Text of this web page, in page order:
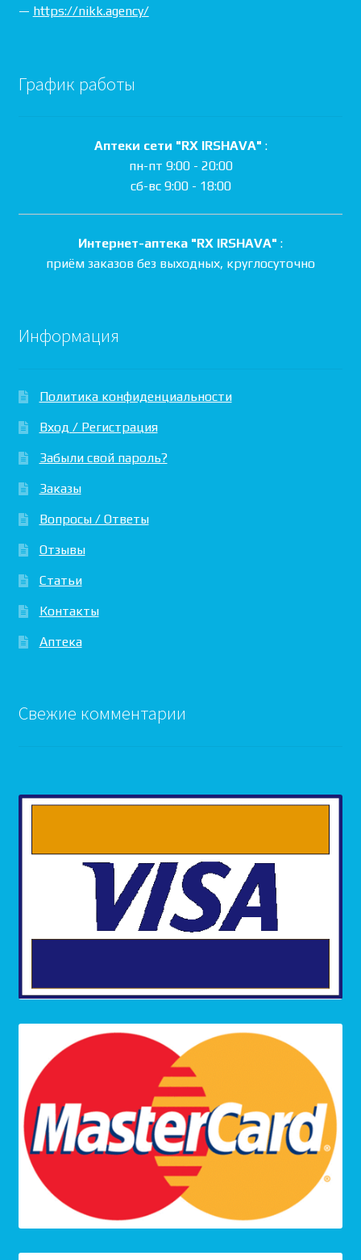
— https://nikk.agency/
График работы
Аптеки сети "RX IRSHAVA" :
пн-пт 9:00 - 20:00
сб-вс 9:00 - 18:00
Интернет-аптека "RX IRSHAVA" :
приём заказов без выходных, круглосуточно
Информация
Политика конфиденциальности
Вход / Регистрация
Забыли свой пароль?
Заказы
Вопросы / Ответы
Отзывы
Статьи
Контакты
Аптека
Свежие комментарии